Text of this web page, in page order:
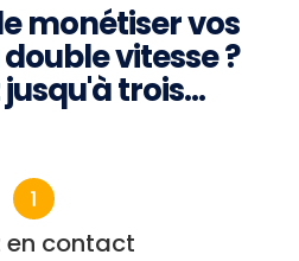
monétiser vos
vitesse ?
trois…
en contact